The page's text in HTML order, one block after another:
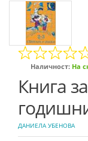
Наличност: На
Книга
ДАНИЕЛА УБЕНОВА